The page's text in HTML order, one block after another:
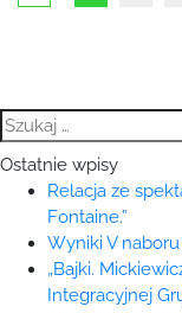
Szukaj:
Ostatnie wpisy
Relacja ze
Fontaine.”
Wyniki V
„Bajki.
Integracyjnej